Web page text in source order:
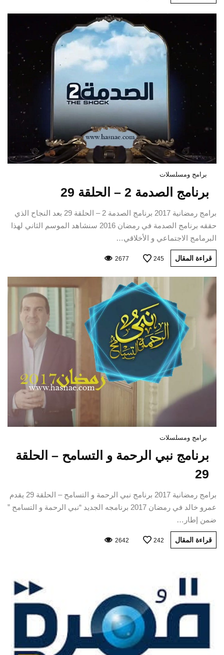
برامج ومسلسلات
برنامج الصدمة 2 – الحلقة 29
برامج رمضانية 2017 برنامج الصدمة 2 – الحلقة 29 بعد النجاح الذي
حققه برنامج الصدمة في رمضان 2016 سنشاهد الموسم الثاني لهذا
البرمامج الاجتماعي و الأخلاقي…
قراءة المقال 245
2677
برامج ومسلسلات
برنامج نبي الرحمة و التسامح – الحلقة
29
برامج رمضانية 2017 برنامج نبي الرحمة و التسامح – الحلقة 29 يقدم
عمرو خالد في رمضان 2017 برنامجه الجديد “نبي الرحمة و التسامح ”
ضمن إطار…
قراءة المقال 242
2642